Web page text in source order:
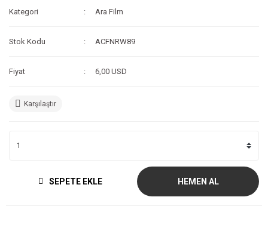
Kategori Ara Film
Stok Kodu ACFNRW89
Fiyat 6,00 USD
Karşılaştır
SEPETE EKLE HEMEN AL